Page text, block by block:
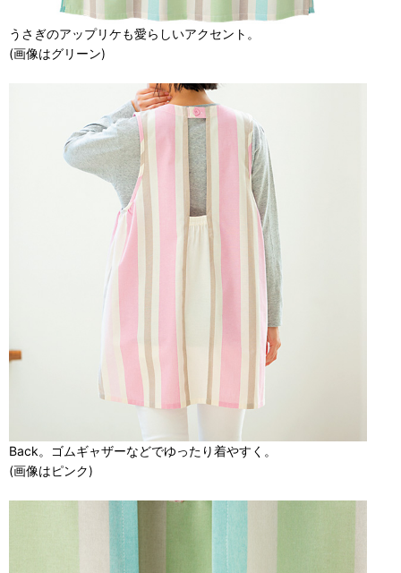
うさぎのアップリケも愛らしいアクセント。
(画像はグリーン)
Back。ゴムギャザーなどでゆったり着やすく。
(画像はピンク)